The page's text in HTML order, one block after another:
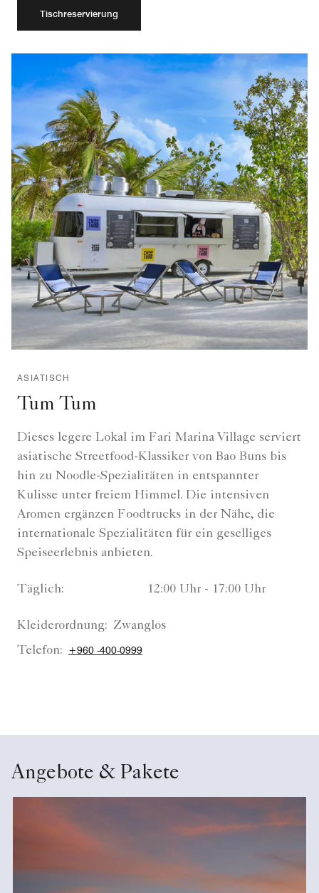
Tischreservierung
ASIATISCH
Tum Tum
Dieses legere Lokal im Fari Marina Village serviert
asiatische Streetfood-Klassiker von Bao Buns bis
hin zu Noodle-Spezialitäten in entspannter
Kulisse unter freiem Himmel. Die intensiven
Aromen ergänzen Foodtrucks in der Nähe, die
internationale Spezialitäten für ein geselliges
Speiseerlebnis anbieten.
Täglich: 12:00 Uhr - 17:00 Uhr
Kleiderordnung: Zwanglos
Telefon:
+960 -400-0999
Angebote & Pakete